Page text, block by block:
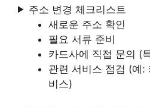
주소 변경 체크리스트
새로운 주소 확인
필요 서류 준비
카드사에 직접 문의 (
관련 서비스 점검 (예:
비스)